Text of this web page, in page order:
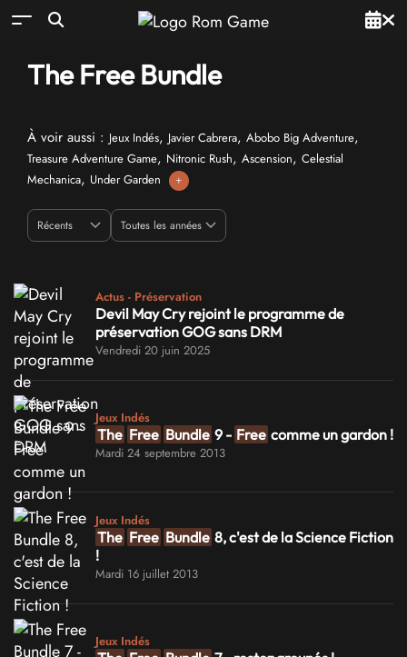
The Free Bundle
À voir aussi : Jeux Indés, Javier Cabrera, Abobo Big Adventure,
Treasure Adventure Game, Nitronic Rush, Ascension, Celestial
Mechanica, Under Garden +
Actus - Préservation
Devil May Cry rejoint le programme de
préservation GOG sans DRM
Vendredi 20 juin 2025
Jeux Indés
The Free Bundle 9 - Free comme un gardon !
Mardi 24 septembre 2013
Jeux Indés
The Free Bundle 8, c'est de la Science Fiction
!
Mardi 16 juillet 2013
Jeux Indés